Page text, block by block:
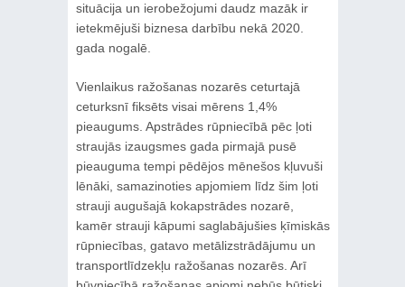
situācija un ierobežojumi daudz mazāk ir
ietekmējuši biznesa darbību nekā 2020.
gada nogalē.
Vienlaikus ražošanas nozarēs ceturtajā
ceturksnī fiksēts visai mērens 1,4%
pieaugums. Apstrādes rūpniecībā pēc ļoti
straujās izaugsmes gada pirmajā pusē
pieauguma tempi pēdējos mēnešos kļuvuši
lēnāki, samazinoties apjomiem līdz šim ļoti
strauji augušajā kokapstrādes nozarē,
kamēr strauji kāpumi saglabājušies ķīmiskās
rūpniecības, gatavo metālizstrādājumu un
transportlīdzekļu ražošanas nozarēs. Arī